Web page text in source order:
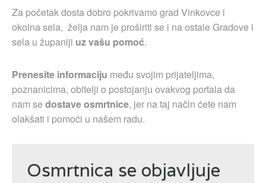
Za početak dosta dobro pokrivamo grad Vinkovce i
okolna sela, želja nam je proširiti se i na ostale Gradove i
sela u županiji uz vašu pomoć.
Prenesite informaciju među svojim prijateljima,
poznanicima, obitelji o postojanju ovakvog portala da
nam sedostave osmrtnice, jer na taj način ćete nam
olakšati i pomoći u našem radu.
Osmrtnica se objavljuje